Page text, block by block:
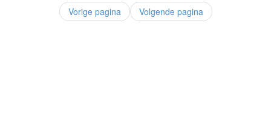
Vorige pagina Volgende pagina